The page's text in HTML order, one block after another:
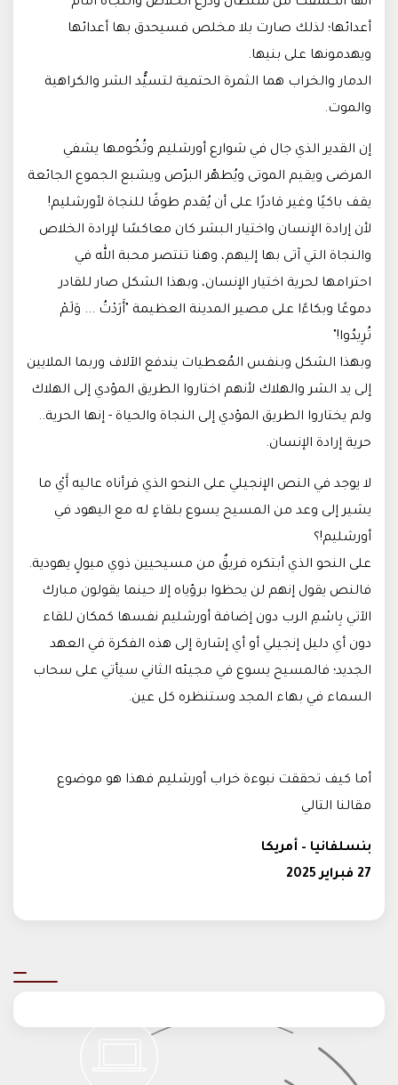
أعدائها؛ لذلك صارت بلا مخلص فسيحدق بها أعدائها
ويهدمونها على بنيها.
الدمار والخراب هما الثمرة الحتمية لتسيُّد الشر والكراهية
والموت.
إن القدير الذي جال في شوارع أورشليم وتُخُومها يشفي
المرضى ويقيم الموتى ويُطهّر البرّص ويشبع الجموع الجائعة
يقف باكيًا وغير قادرًا على أن يُقدم طوقًا للنجاة لأورشليم!
لأن إرادة الإنسان واختيار البشر كان معاكسًا لإرادة الخلاص
والنجاة التي آتى بها إليهم، وهنا تنتصر محبة الله في
احترامها لحرية اختيار الإنسان، وبهذا الشكل صار للقادر
دموعًا وبكاءًا على مصير المدينة العظيمة "أَرَدْتُ ... وَلَمْ
تُرِيدُوا!"
وبهذا الشكل وبنفس المُعطيات يندفع الآلاف وربما الملايين
إلى يد الشر والهلاك لأنهم اختاروا الطريق المؤدي إلى الهلاك
ولم يختاروا الطريق المؤدي إلى النجاة والحياة - إنها الحرية..
حرية إرادة الإنسان.
لا يوجد في النص الإنجيلي على النحو الذي قرأناه عاليه أَيْ ما
يشير إلى وعد من المسيح يسوع بلقاءٍ له مع اليهود في
أورشليم!؟
على النحو الذي أبتكره فريقٌ من مسيحيين ذوي ميولٍ يهودية.
فالنص يقول إنهم لن يحظوا برؤياه إلا حينما يقولون مبارك
الآتي بِاسْمِ الرب دون إضافة أورشليم نفسها كمكان للقاء
دون أي دليل إنجيلي أو أي إشارة إلى هذه الفكرة في العهد
الجديد؛ فالمسيح يسوع في مجيئه الثاني سيأتي على سحاب
السماء في بهاء المجد وستنظره كل عين.
أما كيف تحققت نبوءة خراب أورشليم فهذا هو موضوع
مقالنا التالي
بنسلفانيا – أمريكا
27 فبراير 2025